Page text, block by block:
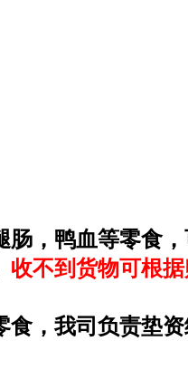
，鸭血等零食
收不到货物可根
食，我司负责垫